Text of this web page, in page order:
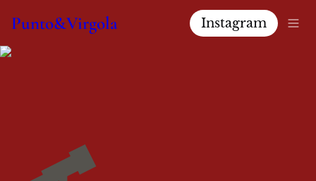
Punto&Virgola Instagram